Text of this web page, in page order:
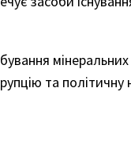
та політичну